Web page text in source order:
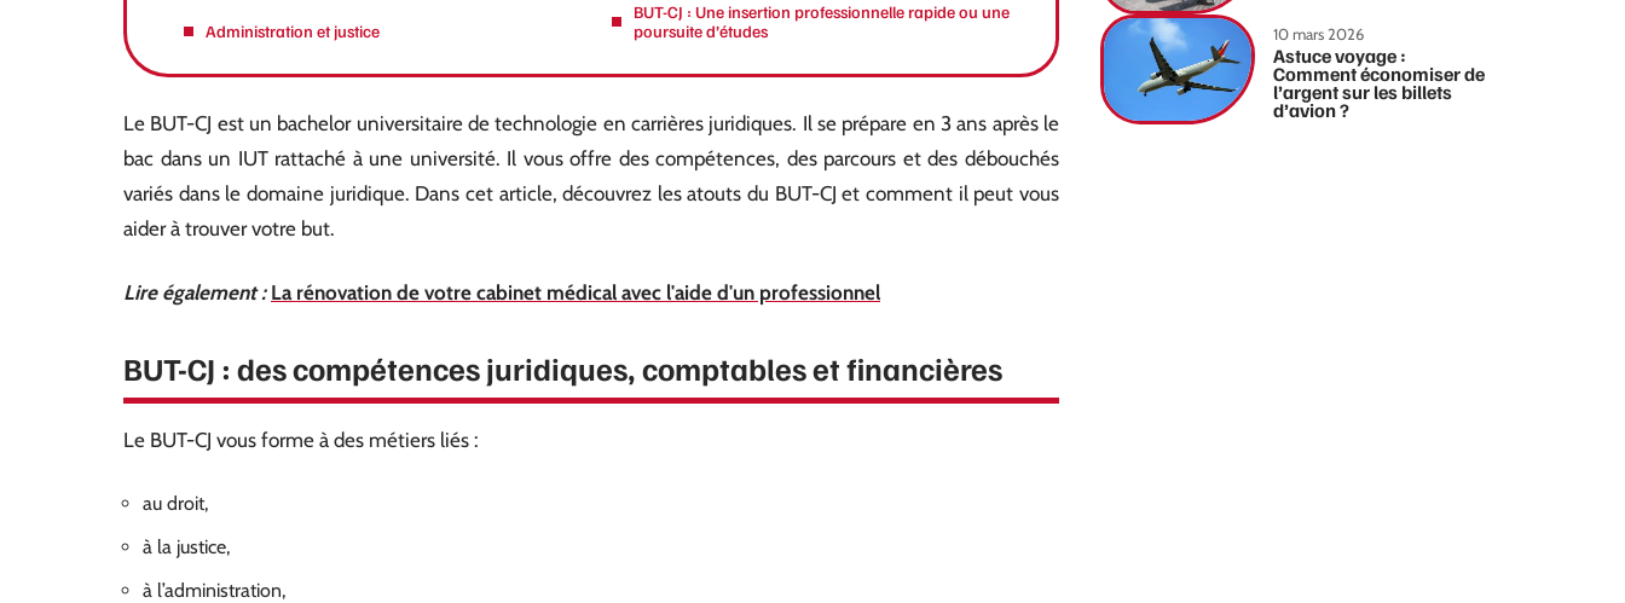
Administration et justice
BUT-CJ : Une insertion professionnelle rapide ou une
poursuite d’études
Le BUT-CJ est un bachelor universitaire de technologie en carrières juridiques. Il se prépare en 3 ans après le
bac dans un IUT rattaché à une université. Il vous offre des compétences, des parcours et des débouchés
variés dans le domaine juridique. Dans cet article, découvrez les atouts du BUT-CJ et comment il peut vous
aider à trouver votre but.
Lire également : La rénovation de votre cabinet médical avec l'aide d'un professionnel
BUT-CJ : des compétences juridiques, comptables et financières
Le BUT-CJ vous forme à des métiers liés :
au droit,
à la justice,
à l’administration,
10 mars 2026
Astuce voyage :
Comment économiser de
l’argent sur les billets
d’avion ?